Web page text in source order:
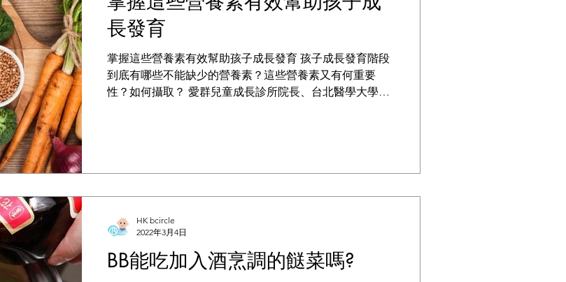
長發育
掌握這些營養素有效幫助孩子成長發育 孩子成長發育階段
到底有哪些不能缺少的營養素？這些營養素又有何重要
性？如何攝取？ 愛群兒童成長診所院長、台北醫學大學附
BB能吃加入酒烹調的餸菜嗎?
HK bcircle
2022年3月4日